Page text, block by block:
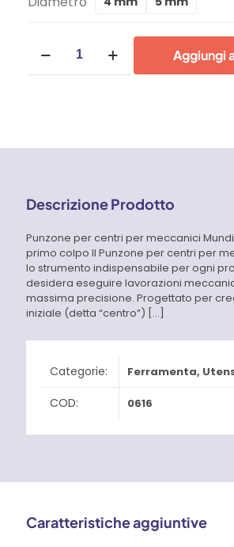
4,30 €
per
centri
Aggiungi
Descrizione Prodotto
Punzone per centri per meccanici
primo colpo Il Punzone per centri per
lo strumento indispensabile per ogni
desidera eseguire lavorazioni
massima precisione. Progettato per
iniziale (detta “centro”) […]
Categorie: Ferramenta,
COD: 0616
Caratteristiche aggiuntive